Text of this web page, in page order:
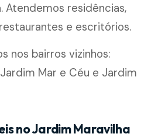
Atendemos residências,
e escritórios.
nos bairros vizinhos:
Mar e Céu e Jardim
no Jardim Maravilha